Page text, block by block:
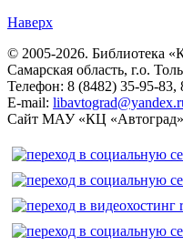
Наверх
© 2005-2026. Библиотека
Самарская область, г.о.
Телефон: 8 (8482) 35-95-83,
E-mail:
Сайт МАУ «КЦ